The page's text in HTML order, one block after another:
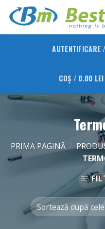
AUTENTIFICARE
COȘ / 0.00 LEI
PRIMA PAGINĂ /